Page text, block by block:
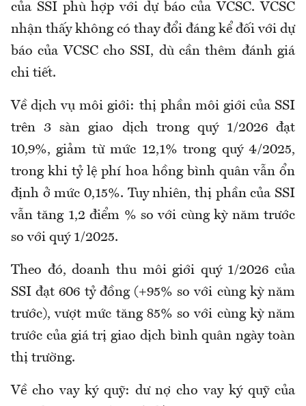
của SSI phù hợp với dự báo của VCSC. VCSC
nhận thấy không có thay đổi đáng kể đối với dự
báo của VCSC cho SSI, dù cần thêm đánh giá
chi tiết.
Về dịch vụ môi giới: thị phần môi giới của SSI
trên 3 sàn giao dịch trong quý 1/2026 đạt
10,9%, giảm từ mức 12,1% trong quý 4/2025,
trong khi tỷ lệ phí hoa hồng bình quân vẫn ổn
định ở mức 0,15%. Tuy nhiên, thị phần của SSI
vẫn tăng 1,2 điểm % so với cùng kỳ năm trước
so với quý 1/2025.
Theo đó, doanh thu môi giới quý 1/2026 của
SSI đạt 606 tỷ đồng (+95% so với cùng kỳ năm
trước), vượt mức tăng 85% so với cùng kỳ năm
trước của giá trị giao dịch bình quân ngày toàn
thị trường.
Về cho vay ký quỹ: dư nợ cho vay ký quỹ của